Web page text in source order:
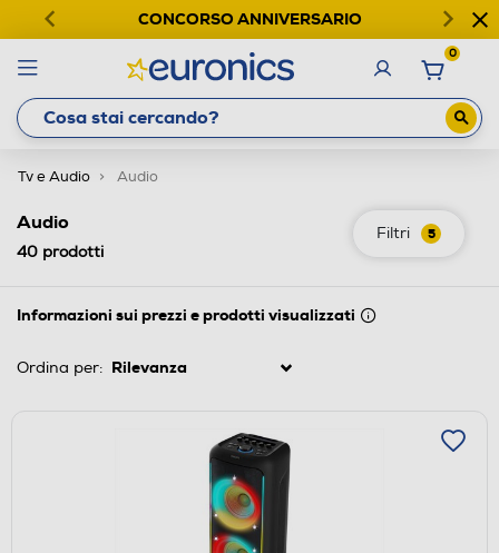
CONCORSO ANNIVERSARIO
0
Tv e Audio Audio
Filtri 5
Audio
40 prodotti
Informazioni sui prezzi e prodotti visualizzati
Ordina per: